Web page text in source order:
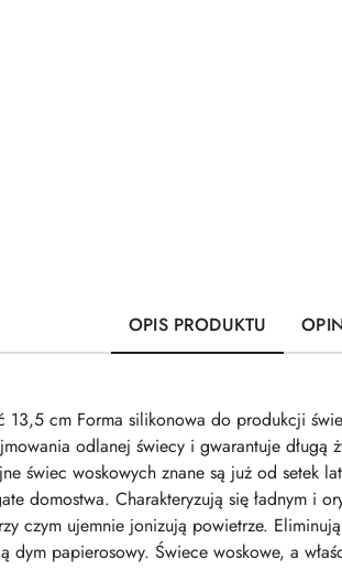
OPIS PRODUKTU
13,5 cm Forma silikonowa do produkcji
odlanej świecy i gwarantuje
świec woskowych znane są już od setek
domostwa. Charakteryzują się ładnym i
czym ujemnie jonizują powietrze.
dym papierosowy. Świece woskowe, a